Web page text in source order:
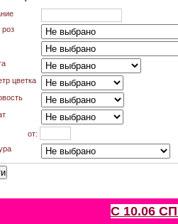
роз
цветка
от:
С 10.06